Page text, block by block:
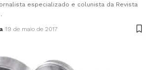
especializado e colunista da Revista
19 de maio de 2017